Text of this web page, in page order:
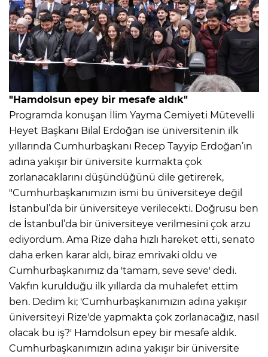
"Hamdolsun epey bir mesafe aldık"
Programda konuşan İlim Yayma Cemiyeti Mütevelli
Heyet Başkanı Bilal Erdoğan ise üniversitenin ilk
yıllarında Cumhurbaşkanı Recep Tayyip Erdoğan’ın
adına yakışır bir üniversite kurmakta çok
zorlanacaklarını düşündüğünü dile getirerek,
"Cumhurbaşkanımızın ismi bu üniversiteye değil
İstanbul’da bir üniversiteye verilecekti. Doğrusu ben
de İstanbul’da bir üniversiteye verilmesini çok arzu
ediyordum. Ama Rize daha hızlı hareket etti, senato
daha erken karar aldı, biraz emrivaki oldu ve
Cumhurbaşkanımız da 'tamam, seve seve' dedi.
Vakfın kurulduğu ilk yıllarda da muhalefet ettim
ben. Dedim ki; 'Cumhurbaşkanımızın adına yakışır
üniversiteyi Rize'de yapmakta çok zorlanacağız, nasıl
olacak bu iş?' Hamdolsun epey bir mesafe aldık.
Cumhurbaşkanımızın adına yakışır bir üniversite